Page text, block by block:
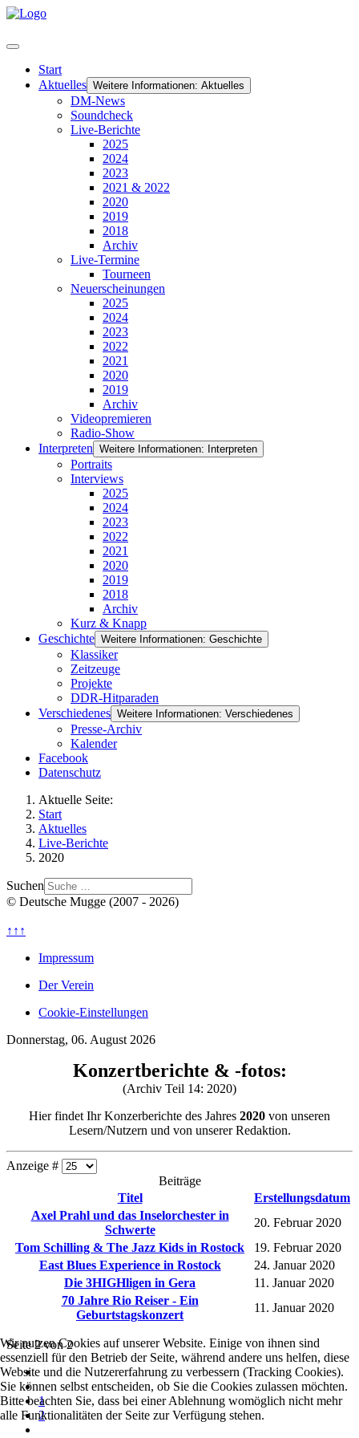
Start
Aktuelles Weitere Informationen: Aktuelles
DM-News
Soundcheck
Live-Berichte
2025
2024
2023
2021 & 2022
2020
2019
2018
Archiv
Live-Termine
Tourneen
Neuerscheinungen
2025
2024
2023
2022
2021
2020
2019
Archiv
Videopremieren
Radio-Show
Interpreten Weitere Informationen: Interpreten
Portraits
Interviews
2025
2024
2023
2022
2021
2020
2019
2018
Archiv
Kurz & Knapp
Geschichte Weitere Informationen: Geschichte
Klassiker
Zeitzeuge
Projekte
DDR-Hitparaden
Verschiedenes Weitere Informationen: Verschiedenes
Presse-Archiv
Kalender
Facebook
Datenschutz
Aktuelle Seite:
Start
Aktuelles
Live-Berichte
2020
Suchen
© Deutsche Mugge (2007 - 2026)
↑↑↑
Impressum
Der Verein
Cookie-Einstellungen
Donnerstag, 06. August 2026
Konzertberichte & -fotos:
(Archiv Teil 14: 2020)
Hier findet Ihr Konzerberichte des Jahres 2020 von unseren
Lesern/Nutzern und von unserer Redaktion.
Anzeige #
Beiträge
Titel
Erstellungsdatum
Axel Prahl und das Inselorchester in
Schwerte
20. Februar 2020
Tom Schilling & The Jazz Kids in Rostock
19. Februar 2020
East Blues Experience in Rostock
24. Januar 2020
Die 3HIGHligen in Gera
11. Januar 2020
70 Jahre Rio Reiser - Ein
Geburtstagskonzert
11. Januar 2020
Seite 2 von 2
1
2
Wir nutzen Cookies auf unserer Website. Einige von ihnen sind
essenziell für den Betrieb der Seite, während andere uns helfen, diese
Website und die Nutzererfahrung zu verbessern (Tracking Cookies).
Sie können selbst entscheiden, ob Sie die Cookies zulassen möchten.
Bitte beachten Sie, dass bei einer Ablehnung womöglich nicht mehr
alle Funktionalitäten der Seite zur Verfügung stehen.